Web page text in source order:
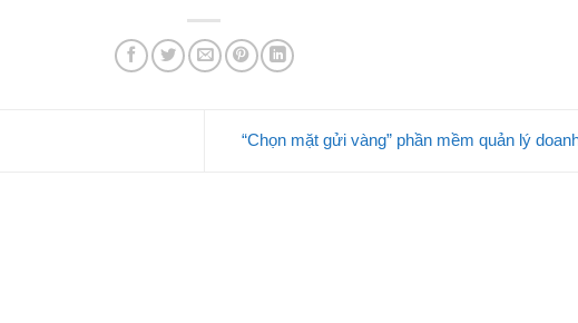
“Chọn mặt gửi vàng” phần mềm quản lý